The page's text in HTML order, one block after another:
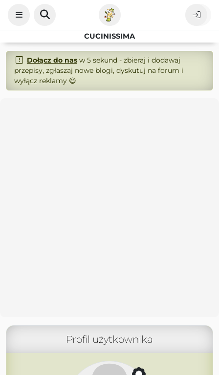
CUCINISSIMA
Dołącz do nasw 5 sekund - zbieraj i dodawaj
przepisy, zgłaszaj nowe blogi, dyskutuj na forum i
wyłącz reklamy 😄
Profil użytkownika